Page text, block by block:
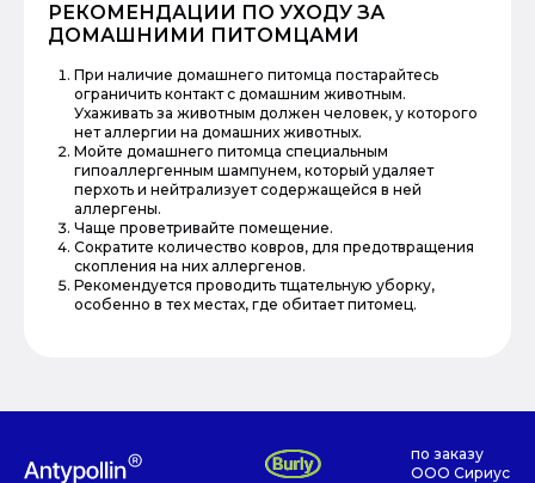
РЕКОМЕНДАЦИИ ПО УХОДУ ЗА
ДОМАШНИМИ ПИТОМЦАМИ
При наличие домашнего питомца постарайтесь
ограничить контакт с домашним животным.
Ухаживать за животным должен человек, у которого
нет аллергии на домашних животных.
Мойте домашнего питомца специальным
гипоаллергенным шампунем, который удаляет
перхоть и нейтрализует содержащейся в ней
аллергены.
Чаще проветривайте помещение.
Сократите количество ковров, для предотвращения
скопления на них аллергенов.
Рекомендуется проводить тщательную уборку,
особенно в тех местах, где обитает питомец.
по заказу
ООО Сириус